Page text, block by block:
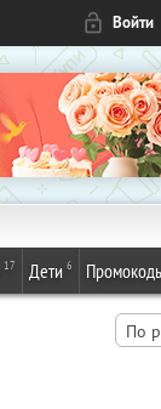
Войти
17 Дети 6
По